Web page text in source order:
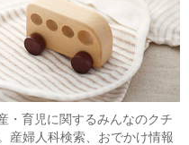
・育児に関するみんなのクチ
産婦人科検索、おでかけ情報